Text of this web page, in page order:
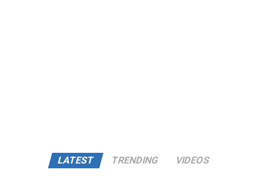
LATEST TRENDING VIDEOS